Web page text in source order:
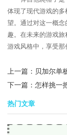
体现了现代游戏的
望。通过对这一概
趣。在未来的游戏
游戏风格中，享受那
上一篇： 贝加尔单
下一篇： 怎样挑一
热门文章